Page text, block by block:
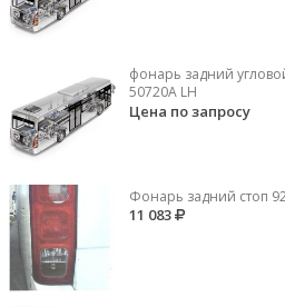
фонарь задний
50720A LH
Цена по запросу
Фонарь задний стоп
11 083